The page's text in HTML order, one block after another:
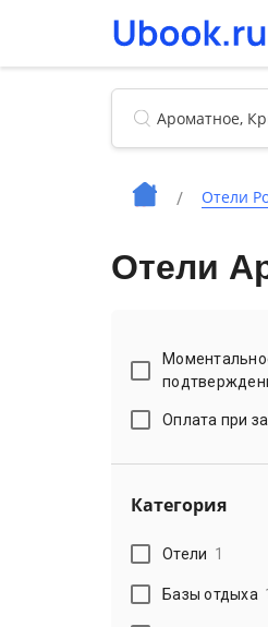
Отели
Отели
Оплата при
Категория
Отели 1
Базы отдыха